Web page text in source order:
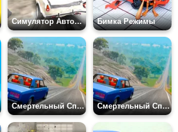
Симулятор Автокатастрофы Бимка Режимы
Смертельный Спуск Смертельный Спуск